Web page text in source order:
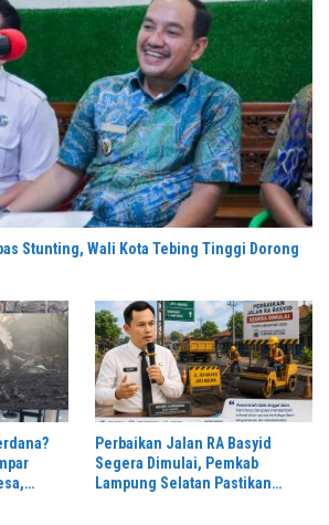
Stunting, Wali Kota Tebing Tinggi Dorong
Perbaikan Jalan RA Basyid
Segera Dimulai, Pemkab
Lampung Selatan Pastikan